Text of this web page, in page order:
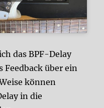
das BPF-Delay
Feedback über ein
können
in die